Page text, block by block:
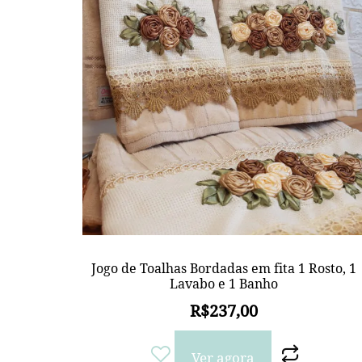
Jogo de Toalhas Bordadas em fita 1 Rosto, 1
Lavabo e 1 Banho
R$237,00
Ver agora